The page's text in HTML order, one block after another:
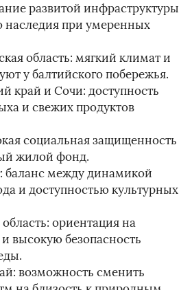
развитой инфраструктуры
наследия при умеренных
область: мягкий климат и
у балтийского побережья.
край и Сочи: доступность
и свежих продуктов
социальная защищенность
жилой фонд.
баланс между динамикой
и доступностью культурных
ориентация на
высокую безопасность
возможность сменить